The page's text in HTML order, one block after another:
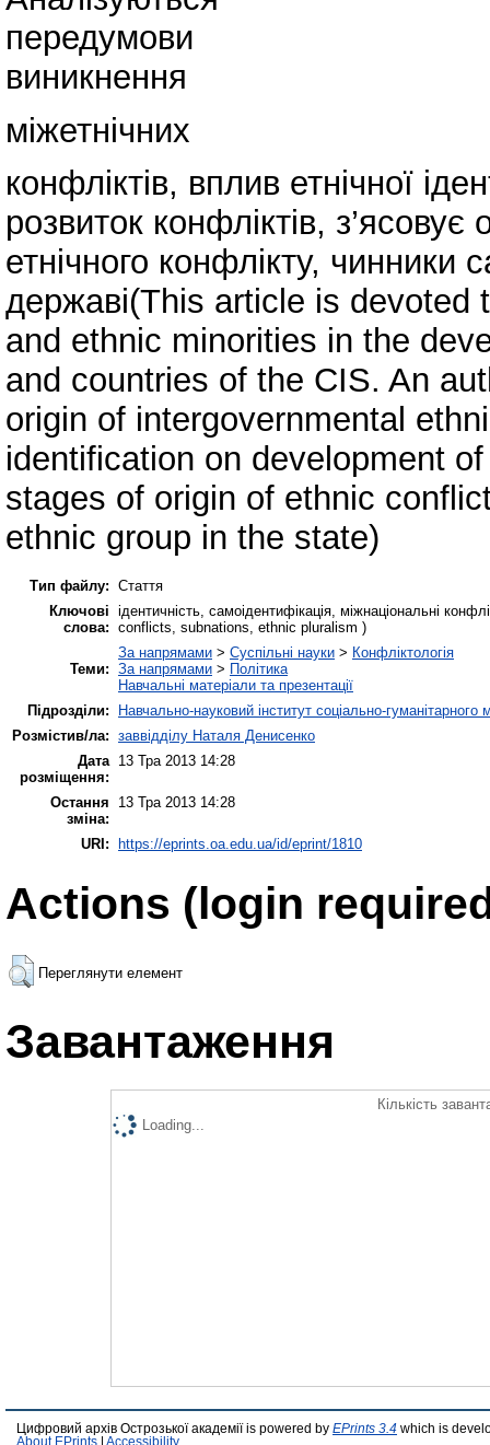
передумови
виникнення
міжетнічних
конфліктів, вплив етнічної
розвиток конфліктів,
етнічного конфлікту, чинники
державі(This article is
and ethnic minorities in the
and countries of the CIS. An
origin of intergovernmental
identification on development
stages of origin of ethnic
ethnic group in the state)
Тип файлу: Стаття
Ключові
слова:
ідентичність, самоідентифікація, міжнаціональні
conflicts, subnations, ethnic pluralism )
Теми:
За напрямами > Суспільні науки > Конфліктологія
За напрямами > Політика
Навчальні матеріали та презентації
Підрозділи:
Навчально-науковий інститут соціально-
Розмістив/ла: заввідділу Наталя Денисенко
Дата
розміщення:
13 Тра 2013 14:28
Остання
зміна:
13 Тра 2013 14:28
URI: https://eprints.oa.edu.ua/id/eprint/1810
Actions (login
Переглянути елемент
Завантаження
Кількість
Loading...
Цифровий архів Острозької академії is powered by EPrints 3.4 which is
About EPrints
Accessibility